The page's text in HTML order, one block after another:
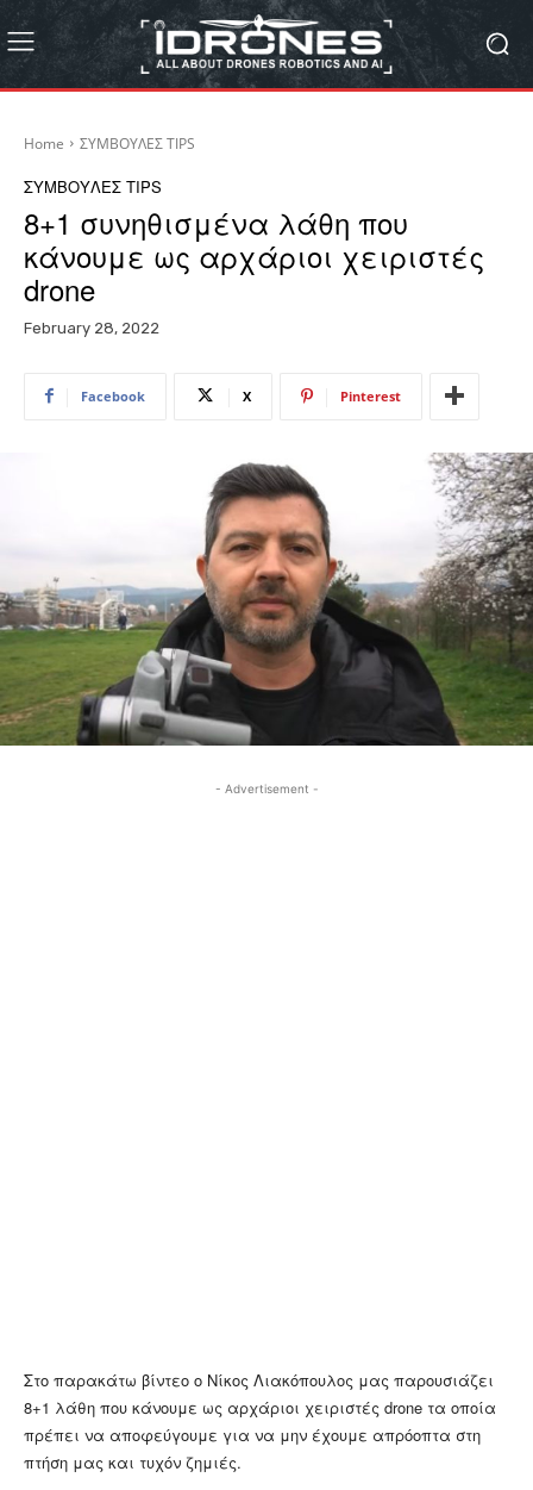
Home ΣΥΜΒΟΥΛΕΣ TIPS
ΣΥΜΒΟΥΛΕΣ TIPS
8+1 συνηθισμένα λάθη που
κάνουμε ως αρχάριοι χειριστές
drone
February 28, 2022
Facebook X Pinterest
- Advertisement -
Στο παρακάτω βίντεο ο Νίκος Λιακόπουλος μας παρουσιάζει
8+1 λάθη που κάνουμε ως αρχάριοι χειριστές drone τα οποία
πρέπει να αποφεύγουμε για να μην έχουμε απρόοπτα στη
πτήση μας και τυχόν ζημιές.